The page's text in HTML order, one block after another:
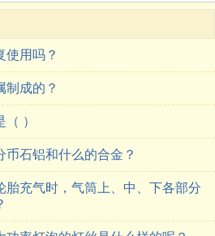
使用吗？
制成的？
）
石铝和什么的合金？
胎充气时，气筒上、中、下各部分